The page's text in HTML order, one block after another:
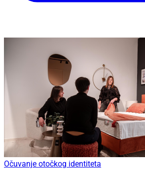
Očuvanje otočkog identiteta